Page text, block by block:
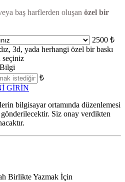
baş harflerden oluşan özel bir
2500 ₺
3d, yada herhangi özel bir baskı
seçiniz
₺
GİRİN
bilgisayar ortamında düzenlemesi
Siz onay verdikten
Birlikte Yazmak İçin